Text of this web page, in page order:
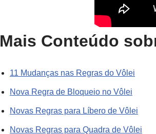
Mais Conteúdo
11 Mudanças nas Regras do Vôlei
Nova Regra de Bloqueio no Vôlei
Novas Regras para Líbero de Vôlei
Novas Regras para Quadra de Vôlei